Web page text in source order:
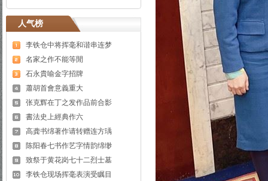
人气榜
李铁仓中将挥毫和谐串连梦
名家之作不能等閒
石永貴喻金字招牌
蕭胡首會意義重大
张克辉在丁之发作品前合影
書法史上經典作六
高龚书绵著作请转赠连方瑀
陈阳春七书作艺字情韵绵缈
致祭于黄花岗七十二烈士墓
李铁仓现场挥毫表演受瞩目